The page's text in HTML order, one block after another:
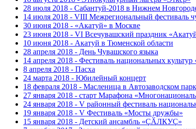
28 июля 2018 - Сабантуй-2018 в Нижнем
14 июля 2018 - VIII Межрегиональный фестиваль
30 июня 2018 - «Акатуй» в Москве
23 июня 2018 - VI Всечувашский праздник
10 июня 2018 - Акатуй в Тюменской области
28 апреля 2018 - День Чувашского языка
14 апреля 2018 - Фестиваль национальных
8 апреля 2018 - Пасха
24 марта 2018 - Юбилейный концерт
18 февраля 2018 - Масленица в Автозаводском
27 января 2018 - старт Марафона
24 января 2018 - V районный фестиваль
19 января 2018 - V Фестиваль «Мосты дружбы»
15 января 2018 - Детский ансамбль «ÇӐЛКУÇ»